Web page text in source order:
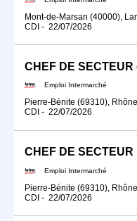
Mont-de-Marsan (40000),
CDI - 22/07/2026
CHEF DE
Emploi Intermarché
Pierre-Bénite (69310),
CDI - 22/07/2026
CHEF DE SECTEUR
Emploi Intermarché
Pierre-Bénite (69310),
CDI - 22/07/2026